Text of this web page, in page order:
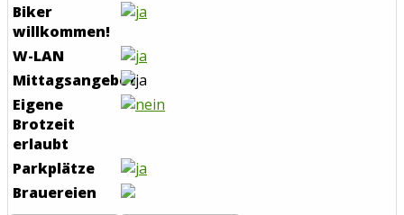
Biker
willkommen!
W-LAN
Mittagsangebot
Eigene
Brotzeit
erlaubt
Parkplätze
Brauereien